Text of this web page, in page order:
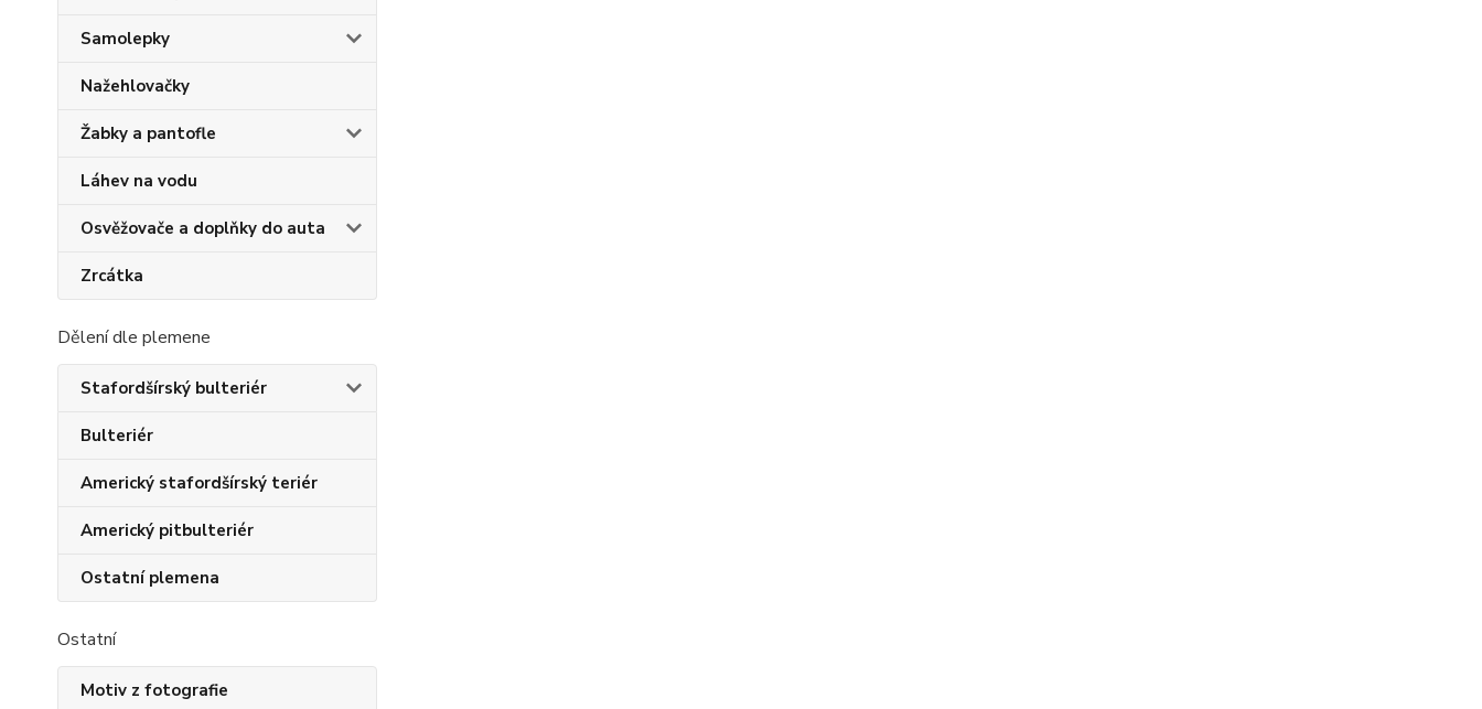
Samolepky
Nažehlovačky
Žabky a pantofle
Láhev na vodu
Osvěžovače a doplňky do auta
Zrcátka
Dělení dle plemene
Stafordšírský bulteriér
Bulteriér
Americký stafordšírský teriér
Americký pitbulteriér
Ostatní plemena
Ostatní
Motiv z fotografie